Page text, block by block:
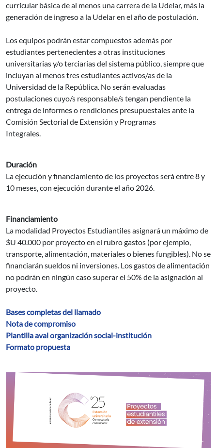
curricular básica de al menos una carrera de la Udelar, más la
generación de ingreso a la Udelar en el año de postulación.
Los equipos podrán estar compuestos además por
estudiantes pertenecientes a otras instituciones
universitarias y/o terciarias del sistema público, siempre que
incluyan al menos tres estudiantes activos/as de la
Universidad de la República. No serán evaluadas
postulaciones cuyo/s responsable/s tengan pendiente la
entrega de informes o rendiciones presupuestales ante la
Comisión Sectorial de Extensión y Programas
Integrales.
Duración
La ejecución y financiamiento de los proyectos será entre 8 y
10 meses, con ejecución durante el año 2026.
Financiamiento
La modalidad Proyectos Estudiantiles asignará un máximo de
$U 40.000 por proyecto en el rubro gastos (por ejemplo,
transporte, alimentación, materiales o bienes fungibles). No se
financiarán sueldos ni inversiones. Los gastos de alimentación
no podrán en ningún caso superar el 50% de la asignación al
proyecto.
Bases completas del llamado
Nota de compromiso
Plantilla aval organización social-institución
Formato propuesta